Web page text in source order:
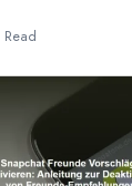
Read